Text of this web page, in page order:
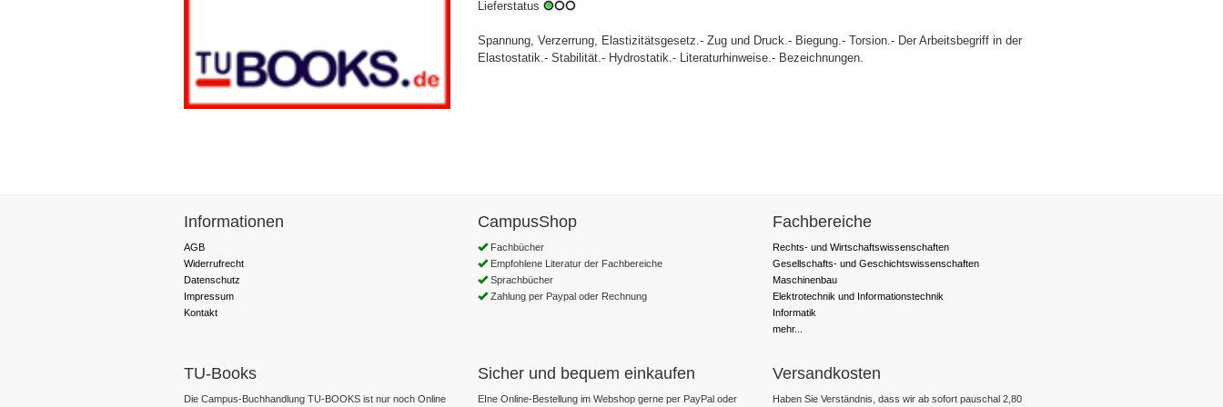
Lieferstatus
Spannung, Verzerrung, Elastizitätsgesetz.- Zug und Druck.- Biegung.- Torsion.- Der Arbeitsbegriff in der
Elastostatik.- Stabilität.- Hydrostatik.- Literaturhinweise.- Bezeichnungen.
Informationen
AGB
Widerrufrecht
Datenschutz
Impressum
Kontakt
CampusShop
Fachbücher
Empfohlene Literatur der Fachbereiche
Sprachbücher
Zahlung per Paypal oder Rechnung
Fachbereiche
Rechts- und Wirtschaftswissenschaften
Gesellschafts- und Geschichtswissenschaften
Maschinenbau
Elektrotechnik und Informationstechnik
Informatik
mehr...
TU-Books
Die Campus-Buchhandlung TU-BOOKS ist nur noch Online
Sicher und bequem einkaufen
EIne Online-Bestellung im Webshop gerne per PayPal oder
Versandkosten
Haben Sie Verständnis, dass wir ab sofort pauschal 2,80